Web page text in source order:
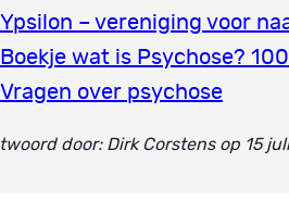
Ypsilon – vereniging voor
Boekje wat is Psychose?
Vragen over psychose
door: Dirk Corstens op 15